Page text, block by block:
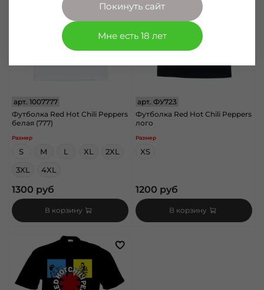
арт. 1007777
Футболка Red Hot Chili Peppers
белая (777)
Размер
S M L XL
2XL
3XL
4XL
1300 руб
В корзину
арт.ФУ723
Футболка Red Hot Chili Peppers
лого
Размер
XS
1200 руб
В корзину
Покинуть сайт
Мне есть 18 лет